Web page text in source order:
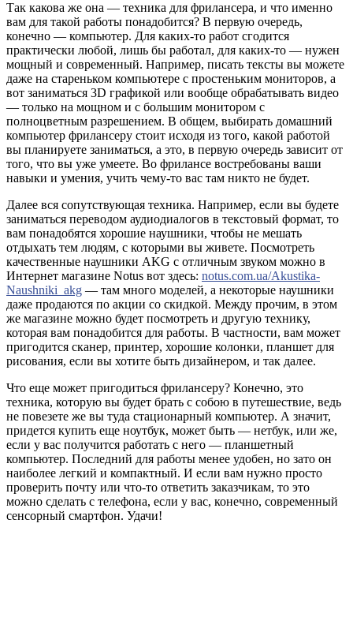
Так какова же она — техника для фрилансера, и что именно
вам для такой работы понадобится? В первую очередь,
конечно — компьютер. Для каких-то работ сгодится
практически любой, лишь бы работал, для каких-то — нужен
мощный и современный. Например, писать тексты вы можете
даже на стареньком компьютере с простеньким мониторов, а
вот заниматься 3D графикой или вообще обрабатывать видео
— только на мощном и с большим монитором с
полноцветным разрешением. В общем, выбирать домашний
компьютер фрилансеру стоит исходя из того, какой работой
вы планируете заниматься, а это, в первую очередь зависит от
того, что вы уже умеете. Во фрилансе востребованы ваши
навыки и умения, учить чему-то вас там никто не будет.
Далее вся сопутствующая техника. Например, если вы будете
заниматься переводом аудиодиалогов в текстовый формат, то
вам понадобятся хорошие наушники, чтобы не мешать
отдыхать тем людям, с которыми вы живете. Посмотреть
качественные наушники AKG с отличным звуком можно в
Интернет магазине Notus вот здесь: notus.com.ua/Akustika-
Naushniki_akg — там много моделей, а некоторые наушники
даже продаются по акции со скидкой. Между прочим, в этом
же магазине можно будет посмотреть и другую технику,
которая вам понадобится для работы. В частности, вам может
пригодится сканер, принтер, хорошие колонки, планшет для
рисования, если вы хотите быть дизайнером, и так далее.
Что еще может пригодиться фрилансеру? Конечно, это
техника, которую вы будет брать с собою в путешествие, ведь
не повезете же вы туда стационарный компьютер. А значит,
придется купить еще ноутбук, может быть — нетбук, или же,
если у вас получится работать с него — планшетный
компьютер. Последний для работы менее удобен, но зато он
наиболее легкий и компактный. И если вам нужно просто
проверить почту или что-то ответить заказчикам, то это
можно сделать с телефона, если у вас, конечно, современный
сенсорный смартфон. Удачи!